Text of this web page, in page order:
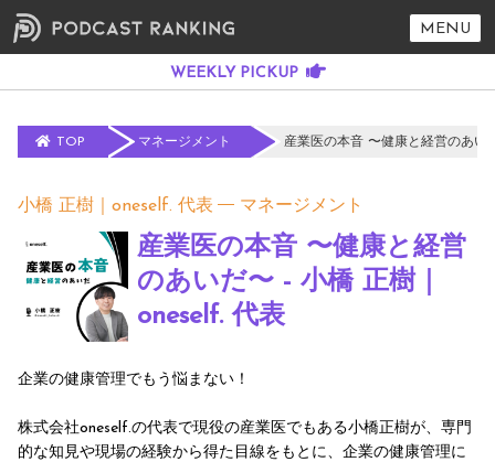
MENU
TOP マネージメント 産業医の本音 〜健康と経営のあ
小橋 正樹｜oneself. 代表 マネージメント
産業医の本音 〜健康と経営
のあいだ〜 - 小橋 正樹｜
oneself. 代表
企業の健康管理でもう悩まない！
株式会社oneself.の代表で現役の産業医でもある小橋正樹が、専門
的な知見や現場の経験から得た目線をもとに、企業の健康管理に